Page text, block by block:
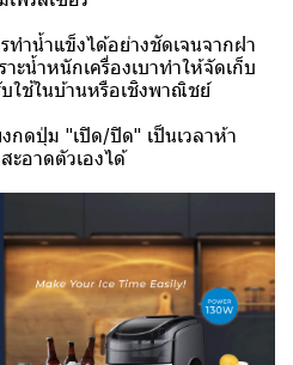
ทำน้ำแข็งได้อย่างชัดเจนจากฝา
ะน้ำหนักเครื่องเบาทำให้จัดเก็บ
ใช้ในบ้านหรือเชิงพาณิชย์
กดปุ่ม "เปิด/ปิด" เป็นเวลาห้า
ะอาดตัวเองได้